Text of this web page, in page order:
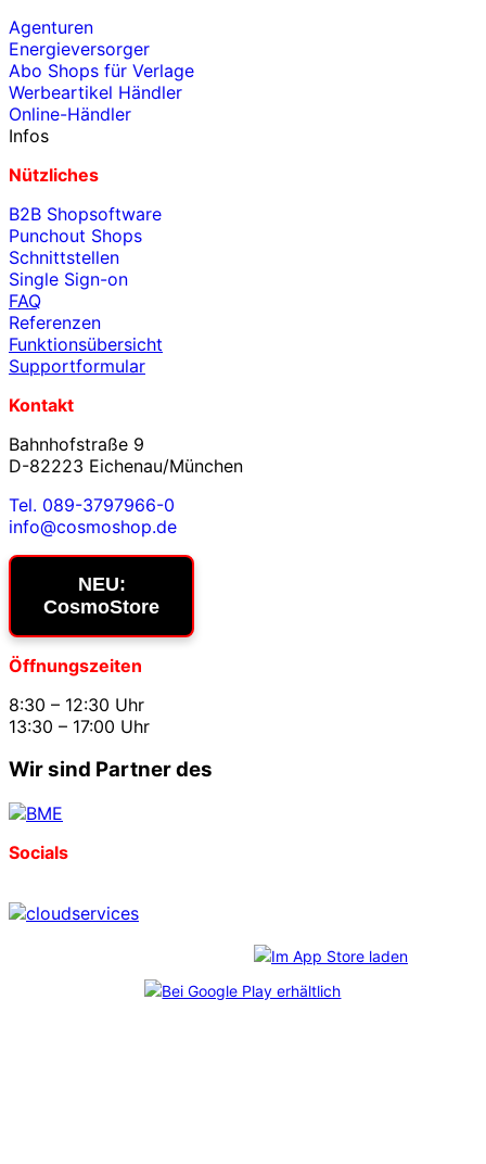
Agenturen
Energieversorger
Abo Shops für Verlage
Werbeartikel Händler
Online-Händler
Infos
Nützliches
B2B Shopsoftware
Punchout Shops
Schnittstellen
Single Sign-on
FAQ
Referenzen
Funktionsübersicht
Supportformular
Kontakt
Bahnhofstraße 9
D-82223 Eichenau/München
Tel. 089-3797966-0
info@cosmoshop.de
NEU:
CosmoStore
Öffnungszeiten
8:30 – 12:30 Uhr
13:30 – 17:00 Uhr
Wir sind Partner des
Socials